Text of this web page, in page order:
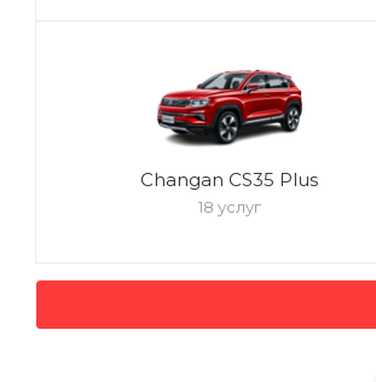
Changan CS35 Plus
18 услуг